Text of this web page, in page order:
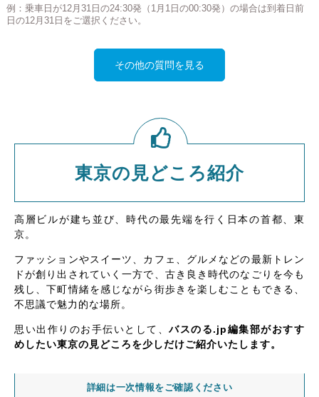
例：乗車日が12月31日の24:30発（1月1日の00:30発）の場合は到着日前
日の12月31日をご選択ください。
その他の質問を見る
東京の見どころ紹介
高層ビルが建ち並び、時代の最先端を行く日本の首都、東
京。
ファッションやスイーツ、カフェ、グルメなどの最新トレン
ドが創り出されていく一方で、古き良き時代のなごりを今も
残し、下町情緒を感じながら街歩きを楽しむこともできる、
不思議で魅力的な場所。
思い出作りのお手伝いとして、バスのる.jp編集部がおすす
めしたい東京の見どころを少しだけご紹介いたします。
詳細は一次情報をご確認ください